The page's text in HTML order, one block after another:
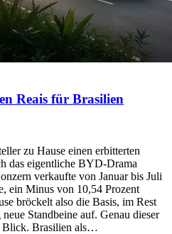
Reais für Brasilien
zu Hause einen erbitterten
das eigentliche BYD-Drama
verkaufte von Januar bis Juli
ein Minus von 10,54 Prozent
bröckelt also die Basis, im Rest
Standbeine auf. Genau dieser
Blick. Brasilien als…